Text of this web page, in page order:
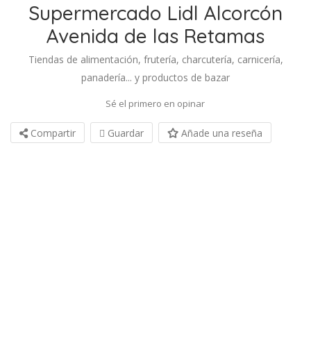
Supermercado Lidl Alcorcón
Avenida de las Retamas
Tiendas de alimentación, frutería, charcutería, carnicería,
panadería... y productos de bazar
Sé el primero en opinar
Compartir Guardar Añade una reseña